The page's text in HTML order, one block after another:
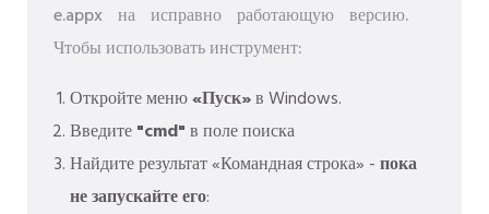
e.appx на исправно работающую версию.
Чтобы использовать инструмент:
Откройте меню«Пуск»в Windows.
Введите"cmd"в поле поиска
Найдите результат «Командная строка» -пока
не запускайте его: